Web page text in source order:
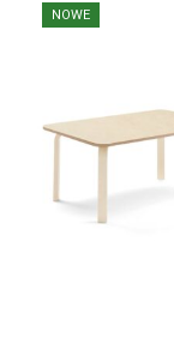
NOWE